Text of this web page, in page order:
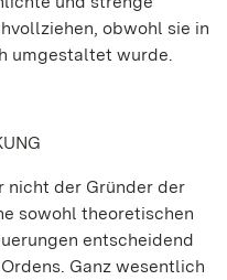
obwohl sie in
umgestaltet wurde.
nicht der Gründer der
sowohl theoretischen
entscheidend
Ganz wesentlich